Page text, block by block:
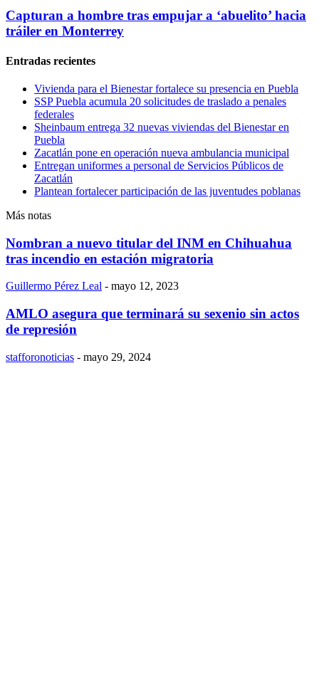
Capturan a hombre tras empujar a ‘abuelito’ hacia
tráiler en Monterrey
Entradas recientes
Vivienda para el Bienestar fortalece su presencia en Puebla
SSP Puebla acumula 20 solicitudes de traslado a penales
federales
Sheinbaum entrega 32 nuevas viviendas del Bienestar en
Puebla
Zacatlán pone en operación nueva ambulancia municipal
Entregan uniformes a personal de Servicios Públicos de
Zacatlán
Plantean fortalecer participación de las juventudes poblanas
Más notas
Nombran a nuevo titular del INM en Chihuahua
tras incendio en estación migratoria
Guillermo Pérez Leal - mayo 12, 2023
AMLO asegura que terminará su sexenio sin actos
de represión
stafforonoticias - mayo 29, 2024